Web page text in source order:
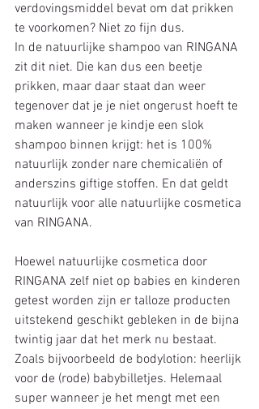
verdovingsmiddel bevat om dat prikken
te voorkomen? Niet zo fijn dus.
In de natuurlijke shampoo van RINGANA
zit dit niet. Die kan dus een beetje
prikken, maar daar staat dan weer
tegenover dat je je niet ongerust hoeft te
maken wanneer je kindje een slok
shampoo binnen krijgt: het is 100%
natuurlijk zonder nare chemicaliën of
anderszins giftige stoffen. En dat geldt
natuurlijk voor alle natuurlijke cosmetica
van RINGANA.
Hoewel natuurlijke cosmetica door
RINGANA zelf niet op babies en kinderen
getest worden zijn er talloze producten
uitstekend geschikt gebleken in de bijna
twintig jaar dat het merk nu bestaat.
Zoals bijvoorbeeld de bodylotion: heerlijk
voor de (rode) babybilletjes. Helemaal
super wanneer je het mengt met een